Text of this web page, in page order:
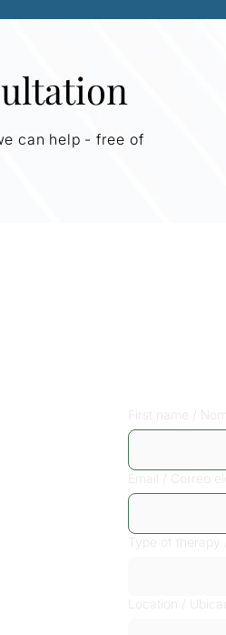
can help - free of
First name /
Email / Correo
Type of therapy
Location /